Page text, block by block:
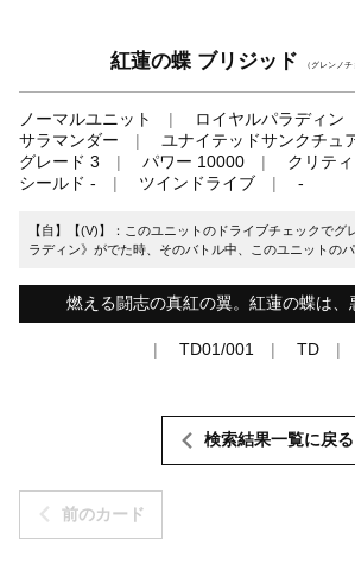
紅蓮の蝶 ブリジッド （グレンノチ
ノーマルユニット
ロイヤルパラディン
サラマンダー
ユナイテッドサンクチュ
グレード 3
パワー 10000
クリテ
シールド -
ツインドライブ -
【自】【(V)】：このユニットのドライブチェックでグ
ラディン》がでた時、そのバトル中、このユニットのパ
燃える闘志の真紅の翼。紅蓮の蝶は、
TD01/001 TD
前のカード
検索結果一覧に戻る